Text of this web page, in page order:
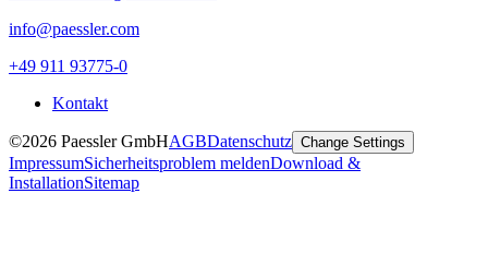
info@paessler.com
+49 911 93775-0
Kontakt
©2026 Paessler GmbHAGBDatenschutz Change Settings
ImpressumSicherheitsproblem meldenDownload &
InstallationSitemap